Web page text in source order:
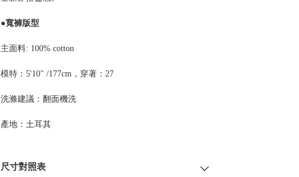
●寬褲版型
主面料: 100% cotton
模特：5'10" /177cm，穿著：27
洗滌建議：翻面機洗
產地：土耳其
尺寸對照表